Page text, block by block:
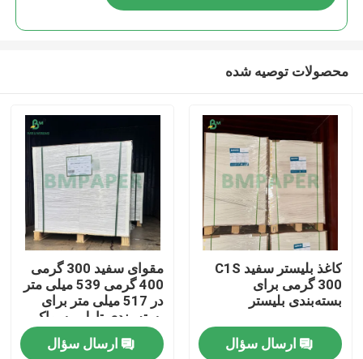
محصولات توصیه شده
کاغذ بلیستر سفید C1S
300 گرمی برای
بسته‌بندی بلیستر
ارسال سؤال
مقوای سفید 300 گرمی
400 گرمی 539 میلی متر
در 517 میلی متر برای
بسته بندی تاول مسواک
ارسال سؤال